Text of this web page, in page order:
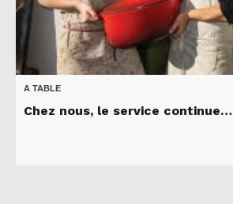
A TABLE
Chez nous, le service continue…